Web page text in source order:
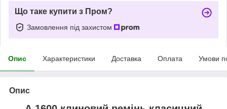
Що таке купити з Пром?
Замовлення під захистом
Опис Характеристики Доставка Оплата Умови
Опис